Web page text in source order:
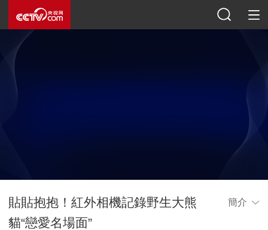
貼貼抱抱！紅外相機記錄野生大熊
貓“戀愛名場面”
簡介